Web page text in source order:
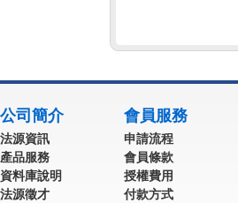
公司簡介
法源資訊
產品服務
資料庫說明
法源徵才
會員服務
申請流程
會員條款
授權費用
付款方式